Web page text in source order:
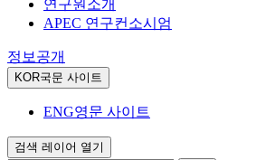
연구원소개
APEC 연구컨소시엄
정보공개
KOR국문 사이트
ENG영문 사이트
검색 레이어 열기